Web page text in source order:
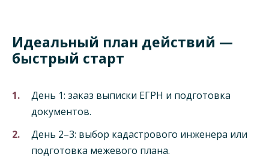
Идеальный план действий —
быстрый старт
День 1: заказ выписки ЕГРН и подготовка
документов.
День 2–3: выбор кадастрового инженера или
подготовка межевого плана.